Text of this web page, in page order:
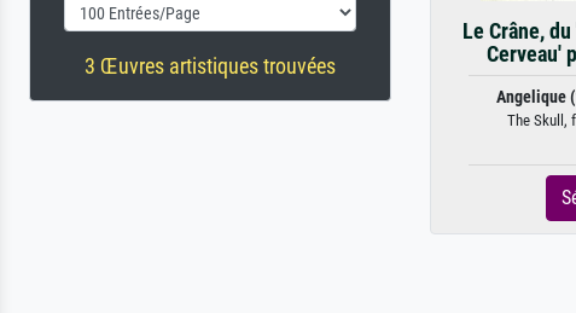
3 Œuvres artistiques trouvées
Le Crâne,
Cerveau'
Angelique
The Skull,